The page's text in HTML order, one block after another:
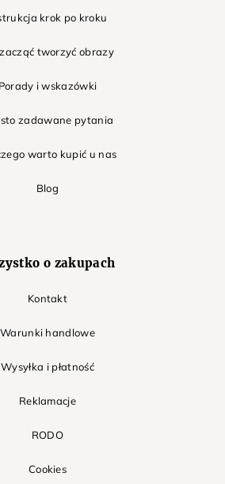
krok po kroku
zacząć tworzyć obrazy
Porady i wskazówki
zadawane pytania
warto kupić u nas
Blog
o zakupach
Kontakt
Warunki handlowe
Wysyłka i płatność
Reklamacje
RODO
Cookies